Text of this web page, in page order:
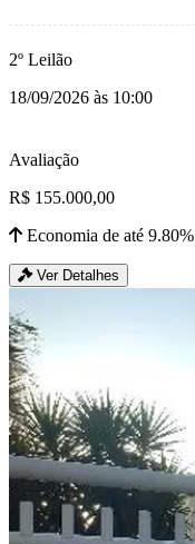
2º Leilão
18/09/2026 às 10:00
Avaliação
R$ 155.000,00
Economia de até 9.80%
Ver Detalhes